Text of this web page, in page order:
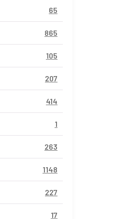
65
865
105
207
414
1
263
1148
227
17